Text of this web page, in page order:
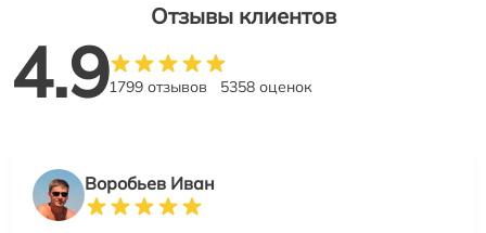
Отзывы клиентов
4.91799 отзывов 5358 оценок
Воробьев Иван